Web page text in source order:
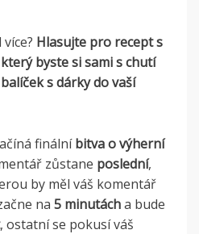
Hlasujte pro recept s
byste si sami s chutí
s dárky do vaší
finálníbitva o výherní
zůstane poslední,
by měl váš komentář
na 5 minutácha bude
, ostatní se pokusí váš